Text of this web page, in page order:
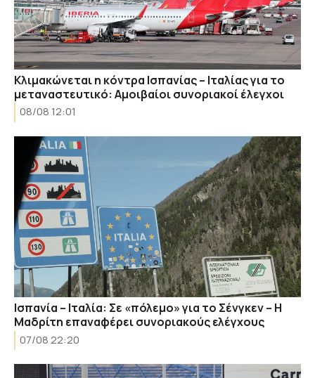
Κλιμακώνεται η κόντρα Ισπανίας – Ιταλίας για το
μεταναστευτικό: Αμοιβαίοι συνοριακοί έλεγχοι
08/08 12:01
Ισπανία – Ιταλία: Σε «πόλεμο» για το Σένγκεν – Η
Μαδρίτη επαναφέρει συνοριακούς ελέγχους
07/08 22:20